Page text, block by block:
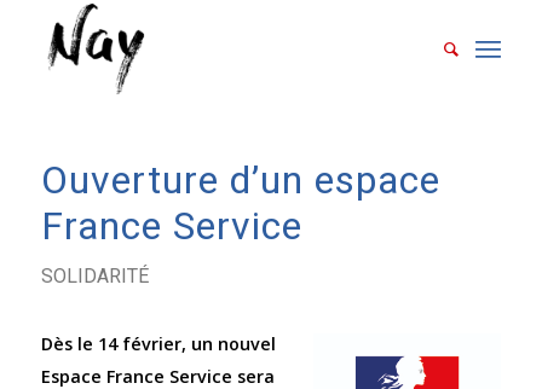
Ouverture d’un espace
France Service
SOLIDARITÉ
Dès le 14 février, un nouvel
Espace France Service sera